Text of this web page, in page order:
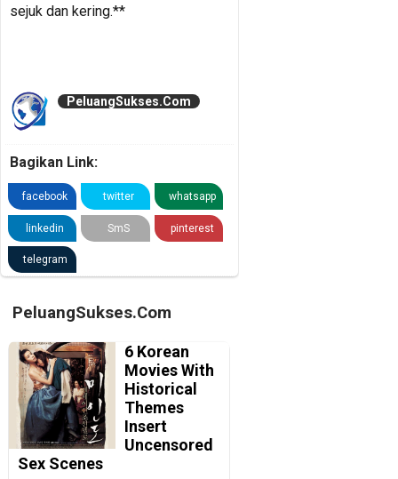
sejuk dan kering.**
PeluangSukses.Com
Bagikan Link:
facebook twitter whatsapp
linkedin SmS pinterest
telegram
PeluangSukses.Com
6 Korean
Movies With
Historical
Themes
Insert
Uncensored
Sex Scenes